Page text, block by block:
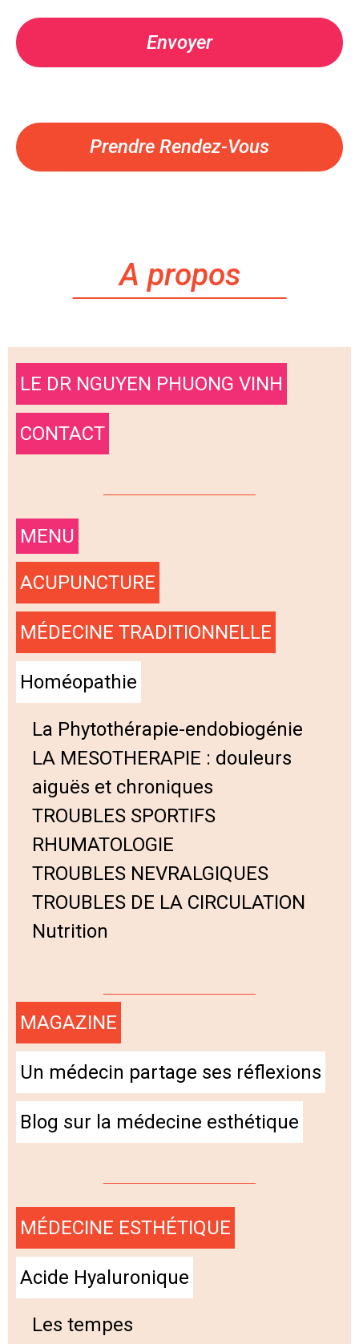
Prendre Rendez-Vous
A propos
LE DR NGUYEN PHUONG VINH
CONTACT
MENU
ACUPUNCTURE
MÉDECINE TRADITIONNELLE
Homéopathie
La Phytothérapie-endobiogénie
LA MESOTHERAPIE : douleurs
aiguës et chroniques
TROUBLES SPORTIFS
RHUMATOLOGIE
TROUBLES NEVRALGIQUES
TROUBLES DE LA CIRCULATION
Nutrition
MAGAZINE
Un médecin partage ses réflexions
Blog sur la médecine esthétique
MÉDECINE ESTHÉTIQUE
Acide Hyaluronique
Les tempes